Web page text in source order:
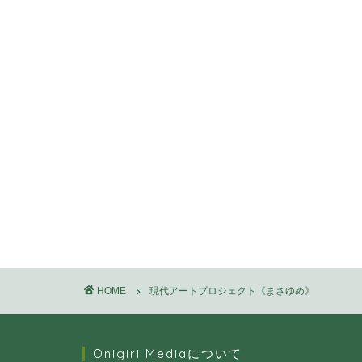
HOME 現代アートプロジェクト《まさゆめ》
Onigiri Mediaについて